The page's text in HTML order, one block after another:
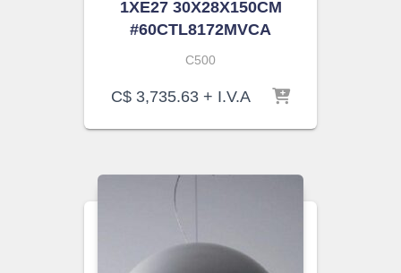
1XE27 30X28X150CM
#60CTL8172MVCA
C500
C$ 3,735.63 + I.V.A